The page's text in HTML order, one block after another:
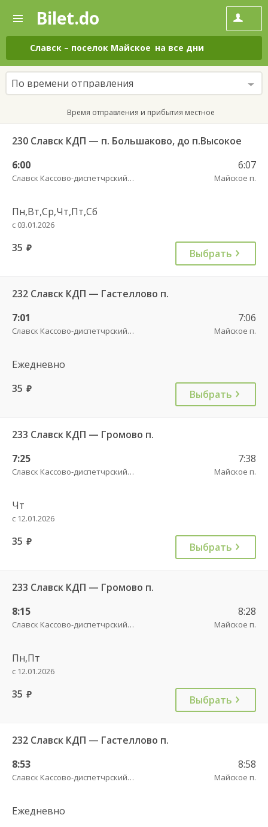
—
Поиск
и
покупка
билетов
на
автобус
онлайн
Bilet.do
Славск – поселок Майское на все дни
По времени отправления
Время отправления и прибытия местное
230 Славск КДП — п. Большаково, до п.Высокое
6:00
Славск Кассово-диспетчрский пункт
6:07
Майское п.
Пн,Вт,Ср,Чт,Пт,Сб
с 03.01.2026
35 руб. Выбрать
232 Славск КДП — Гастеллово п.
7:01
Славск Кассово-диспетчрский пункт
7:06
Майское п.
Ежедневно
35 руб. Выбрать
233 Славск КДП — Громово п.
7:25
Славск Кассово-диспетчрский пункт
7:38
Майское п.
Чт
с 12.01.2026
35 руб. Выбрать
233 Славск КДП — Громово п.
8:15
Славск Кассово-диспетчрский пункт
8:28
Майское п.
Пн,Пт
с 12.01.2026
35 руб. Выбрать
232 Славск КДП — Гастеллово п.
8:53
Славск Кассово-диспетчрский пункт
8:58
Майское п.
Ежедневно